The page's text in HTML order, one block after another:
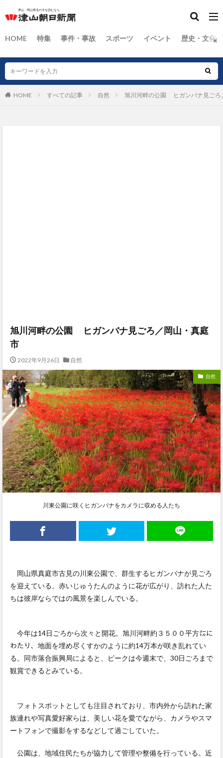
HOME 特集 事件・事故 スポーツ イベント 歴史・文化
HOME すべての記事 自然 旭川河畔の公園 ヒガンバナ見ごろ
旭川河畔の公園 ヒガンバナ見ごろ／岡山・真庭
市
2022年9月26日 自然
自然
川東公園に咲くヒガンバナをカメラに収める人たち
岡山県真庭市古見の川東公園で、群生するヒガンバナが見ごろ
を迎えている。赤いじゅうたんのように花が広がり、訪れた人た
ちは彼岸ならではの風景を楽しんでいる。
今年は14日ごろから次々と開花。旭川河畔約３５００平方㍍に
わたり、地面を埋め尽くすかのように約14万本が咲き乱れてい
る。同市落合振興局によると、ピークは今週末で、30日ごろまで
観賞できるとみている。
フォトスポットとしても注目されており、市内外から訪れた家
族連れや写真愛好家らは、美しい花を愛でながら、カメラやスマ
ートフォンで撮影をするなどして過ごしていた。
公園は、地域住民たちが協力して管理や整備を行っている。近